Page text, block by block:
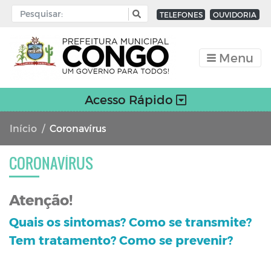
TELEFONES OUVIDORIA
Menu
Acesso Rápido
Início Coronavírus
CORONAVÍRUS
Atenção!
Quais os sintomas? Como se transmite?
Tem tratamento? Como se prevenir?